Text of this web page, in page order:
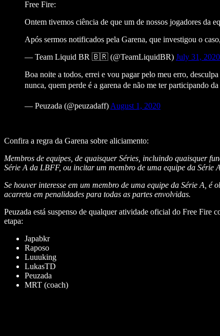
Free Fire:
Ontem tivemos ciência de que um de nossos jogadores da
Após sermos notificados pela Garena, que investigou o
— Team Liquid BR 🇧🇷 (@TeamLiquidBR) July 31, 2020
Boa noite a todos, errei e vou pagar pelo meu erro,
nunca, quem perde é a garena de não me ter participando
— Peuzada (@peuzadaff) August 1, 2020
Confira a regra da Garena sobre aliciamento:
Membros de equipes, de quaisquer Séries, incluindo quaisquer
Série A da LBFF, ou incitar um membro de uma equipe da Série
Se houver interesse em um membro de uma equipe da Série A,
acarreta em penalidades para todas as partes envolvidas.
Peuzada está suspenso de qualquer atividade oficial do Free
etapa:
Japabkr
Raposo
Luuuking
LukasTD
Peuzada
MRT (coach)